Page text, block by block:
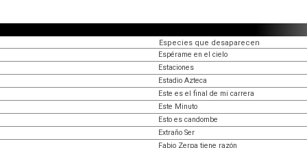
Especies que desaparecen
Espérame en el cielo
Estaciones
Estadio Azteca
Este es el final de mi carrera
Este Minuto
Esto es candombe
Extraño Ser
Fabio Zerpa tiene razón